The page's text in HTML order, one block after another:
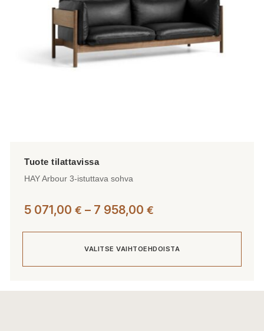
HAY Arbour 3-istuttava sohva
5 071,00 € – 7 958,00 €
-
7
VALITSE VAIHTOEHDOISTA